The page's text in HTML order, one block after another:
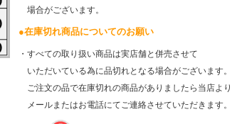
場合がございます。
●在庫切れ商品についてのお願い
・すべての取り扱い商品は実店舗と併売させて
いただいている為に品切れとなる場合がございます。
ご注文の品で在庫切れの商品がありましたら当店より
メールまたはお電話にてご連絡させていただきます。